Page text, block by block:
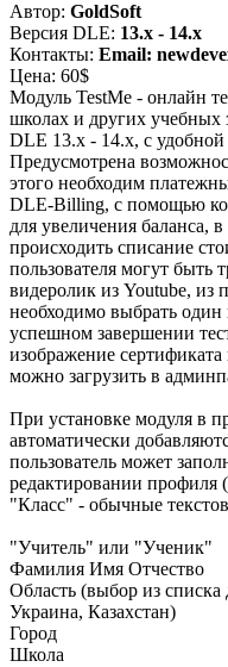
Автор: GoldSoft
Версия DLE: 13.x - 14.x
Контакты: Email:
Цена: 60$
Модуль TestMe - онлайн
школах и других учебных
DLE 13.x - 14.x, с удобной
Предусмотрена
этого необходим
DLE-Billing, с помощью
для увеличения баланса,
происходить списание
пользователя могут быть
видеролик из Youtube, из
необходимо выбрать
успешном завершении
изображение
можно загрузить в
При установке модуля в
автоматически
пользователь может
редактировании профиля
"Класс" - обычные
"Учитель" или "Ученик"
Фамилия Имя Отчество
Область (выбор из списка
Украина, Казахстан)
Город
Школа